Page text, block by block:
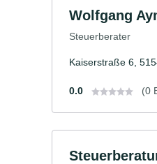
Wolfgang
Steuerberater
Kaiserstraße 6,
0.0 (0